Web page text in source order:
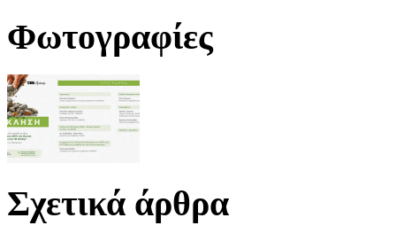
Φωτογραφίες
Σχετικά άρθρα